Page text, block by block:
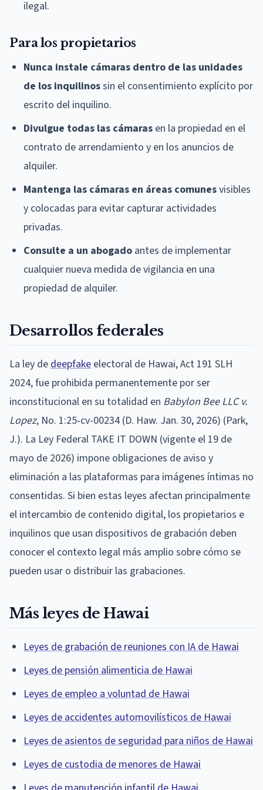
ilegal.
Para los propietarios
Nunca instale cámaras dentro de las unidades
de los inquilinossin el consentimiento explícito por
escrito del inquilino.
Divulgue todas las cámaras en la propiedad en el
contrato de arrendamiento y en los anuncios de
alquiler.
Mantenga las cámaras en áreas comunesvisibles
y colocadas para evitar capturar actividades
privadas.
Consulte a un abogado antes de implementar
cualquier nueva medida de vigilancia en una
propiedad de alquiler.
Desarrollos federales
La ley dedeepfake electoral de Hawai, Act 191 SLH
2024, fue prohibida permanentemente por ser
inconstitucional en su totalidad en Babylon Bee LLC v.
Lopez, No. 1:25-cv-00234 (D. Haw. Jan. 30, 2026) (Park,
J.). La Ley Federal TAKE IT DOWN (vigente el 19 de
mayo de 2026) impone obligaciones de aviso y
eliminación a las plataformas para imágenes íntimas no
consentidas. Si bien estas leyes afectan principalmente
el intercambio de contenido digital, los propietarios e
inquilinos que usan dispositivos de grabación deben
conocer el contexto legal más amplio sobre cómo se
pueden usar o distribuir las grabaciones.
Más leyes de Hawai
Leyes de grabación de reuniones con IA de Hawai
Leyes de pensión alimenticia de Hawai
Leyes de empleo a voluntad de Hawai
Leyes de accidentes automovilísticos de Hawai
Leyes de asientos de seguridad para niños de Hawai
Leyes de custodia de menores de Hawai